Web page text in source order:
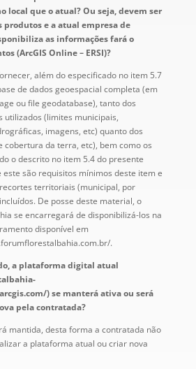
local que o atual? Ou seja, devem ser
produtos e a atual empresa de
as informações fará o
(ArcGIS Online – ERSI)?
além do especificado no item 5.7
de dados geoespacial completa (em
ou file geodatabase), tanto dos
utilizados (limites municipais,
imagens, etc) quanto dos
cobertura da terra, etc), bem como os
o descrito no item 5.4 do presente
este são requisitos mínimos deste item e
territoriais (municipal, por
De posse deste material, o
se encarregará de disponibilizá-los na
disponível em
.
a plataforma digital atual
) se manterá ativa ou será
pela contratada?
mantida, desta forma a contratada não
a plataforma atual ou criar nova